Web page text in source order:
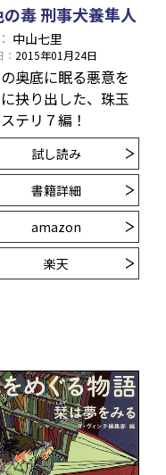
毒 刑事犬養隼人
中山七里
2015年01月24日
奥底に眠る悪意を
抉り出した、珠玉
テリ７編！
試し読み
書籍詳細
amazon
楽天